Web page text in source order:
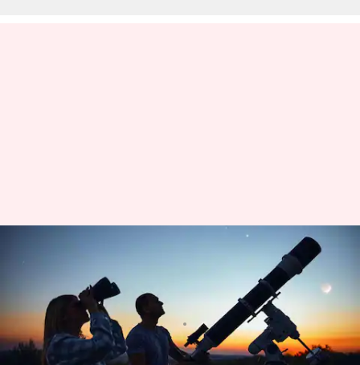
Fenomena Astronomi Menarik
yang Bisa Anda Nikmati dengan
Teleskop
menulis Handoko May 13, 2025 11:38 am